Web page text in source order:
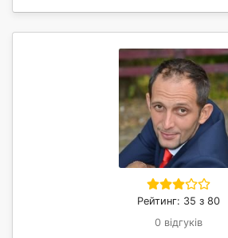
Рейтинг: 35 з 80
0 відгуків